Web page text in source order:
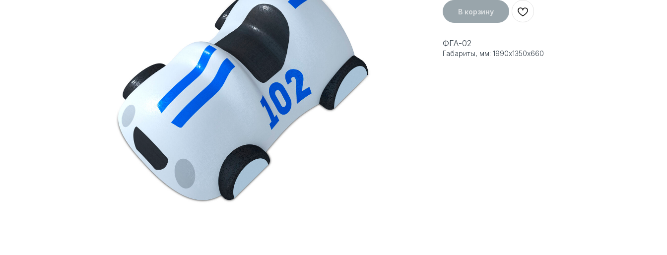
В корзину
ФГА-02
Габариты, мм: 1990х1350х660